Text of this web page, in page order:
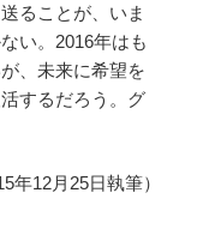
ることが、いま
い。2016年はも
、未来に希望を
するだろう。グ
年12月25日執筆）